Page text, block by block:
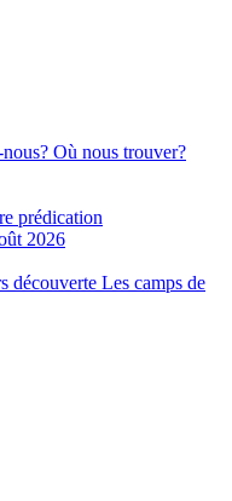
Où nous trouver?
prédication
2026
découverte Les camps de